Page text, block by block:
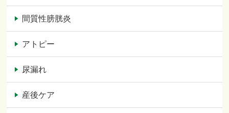
間質性膀胱炎
アトピー
尿漏れ
産後ケア